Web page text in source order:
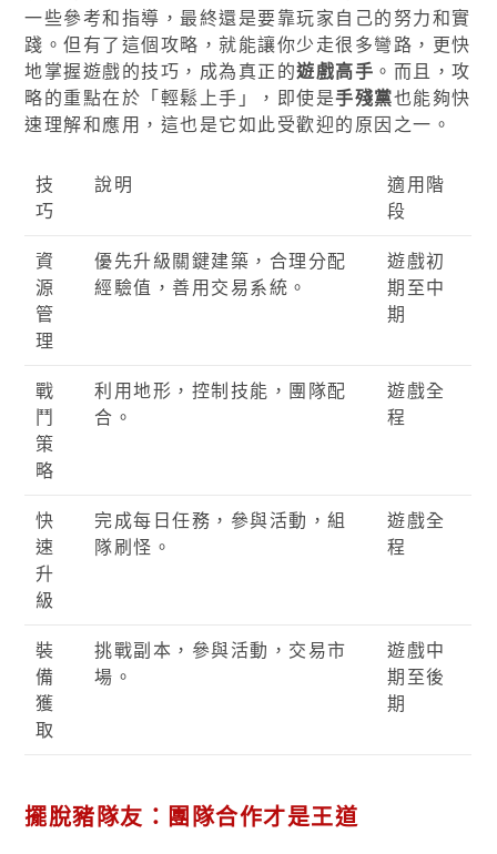
一些參考和指導，最終還是要靠玩家自己的努力和實
踐。但有了這個攻略，就能讓你少走很多彎路，更快
地掌握遊戲的技巧，成為真正的遊戲高手 。而且，攻
略的重點在於「輕鬆上手」，即使是手殘黨也能夠快
速理解和應用，這也是它如此受歡迎的原因之一。
技
巧
說明
適用階
段
資
源
管
理
優先升級關鍵建築，合理分配
經驗值，善用交易系統。
遊戲初
期至中
期
戰
鬥
策
略
利用地形，控制技能，團隊配
合。
遊戲全
程
快
速
升
級
完成每日任務，參與活動，組
隊刷怪。
遊戲全
程
裝
備
獲
取
挑戰副本，參與活動，交易市
場。
遊戲中
期至後
期
擺脫豬隊友：團隊合作才是王道